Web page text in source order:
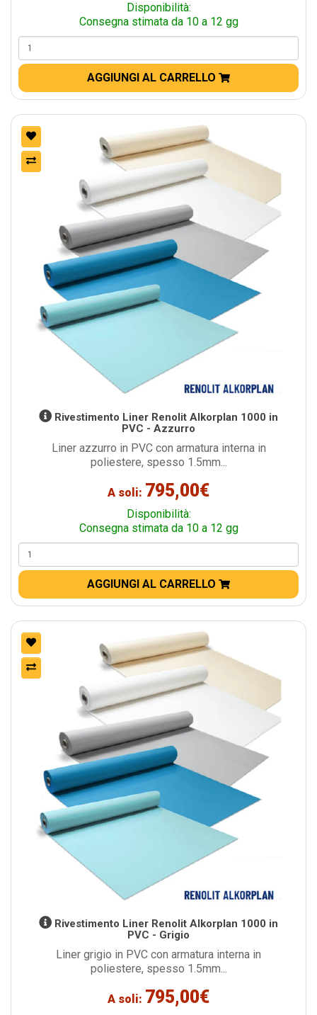
Disponibilità:
Consegna stimata da 10 a 12 gg
AGGIUNGI AL CARRELLO
Rivestimento Liner Renolit Alkorplan 1000 in
PVC - Azzurro
Liner azzurro in PVC con armatura interna in
poliestere, spesso 1.5mm...
A soli: 795,00€
Disponibilità:
Consegna stimata da 10 a 12 gg
AGGIUNGI AL CARRELLO
Rivestimento Liner Renolit Alkorplan 1000 in
PVC - Grigio
Liner grigio in PVC con armatura interna in
poliestere, spesso 1.5mm...
A soli: 795,00€